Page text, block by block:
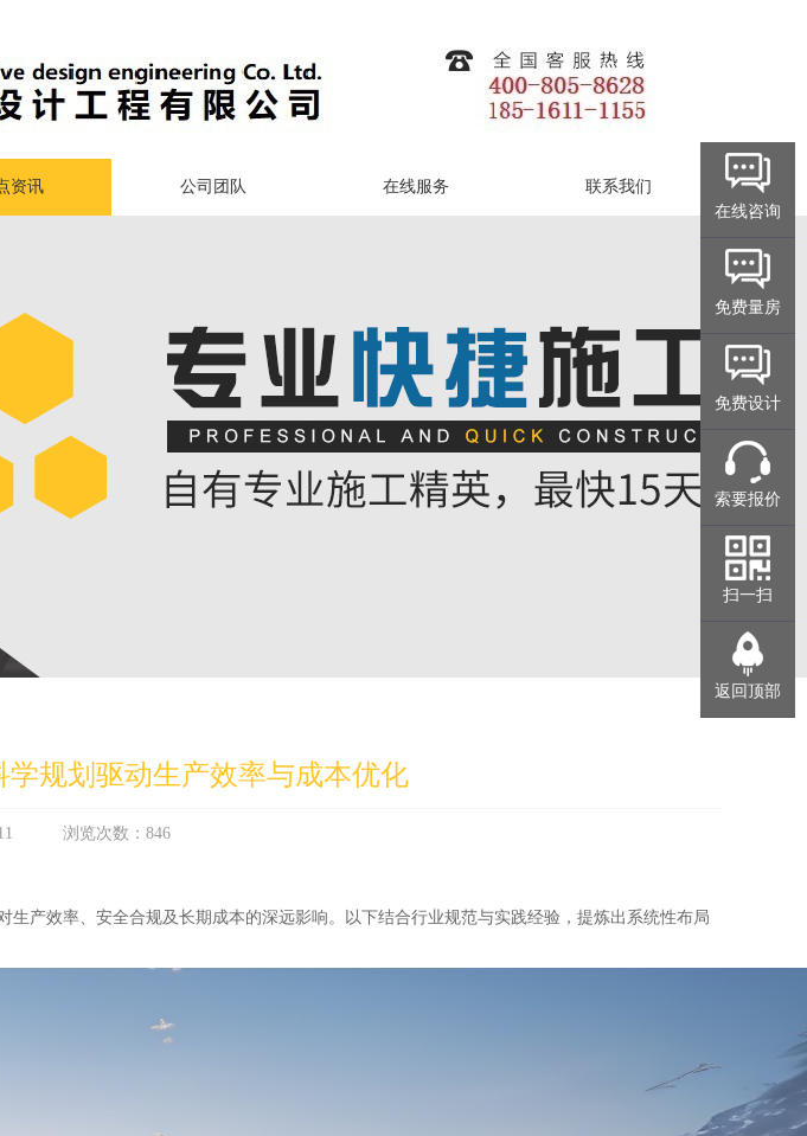
资讯 公司团队 在线服务 联系我们
学规划驱动生产效率与成本优化
11 浏览次数：846
产效率、安全合规及长期成本的深远影响。以下结合行业规范与实践经验，提炼出系统性布局
在线咨询
免费量房
免费设计
索要报价
扫一扫
返回顶部